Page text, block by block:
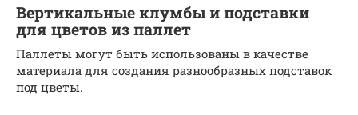
Вертикальные клумбы и подставки
для цветов из паллет
Паллеты могут быть использованы в качестве
материала для создания разнообразных подставок
под цветы.